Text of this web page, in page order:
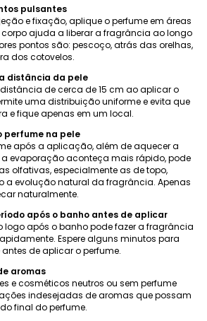
pulsantes
e fixação, aplique o perfume em áreas
ajuda a liberar a fragrância ao longo
pontos são: pescoço, atrás das orelhas,
dos cotovelos.
distância da pele
de cerca de 15 cm ao aplicar o
uma distribuição uniforme e evita que
e fique apenas em um local.
perfume na pele
após a aplicação, além de aquecer a
a evaporação aconteça mais rápido, pode
olfativas, especialmente as de topo,
a evolução natural da fragrância. Apenas
naturalmente.
após o banho antes de aplicar
logo após o banho pode fazer a fragrância
Espere alguns minutos para
antes de aplicar o perfume.
aromas
e cosméticos neutros ou sem perfume
indesejadas de aromas que possam
final do perfume.